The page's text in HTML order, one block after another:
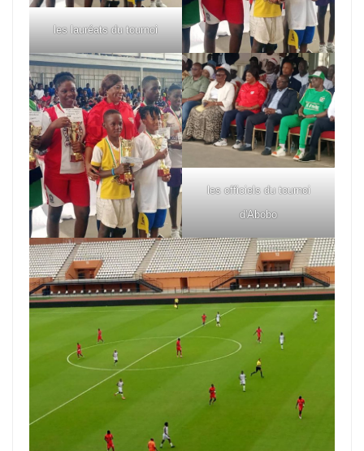
les lauréats du tournoi
les officiels du tournoi
d'Abobo